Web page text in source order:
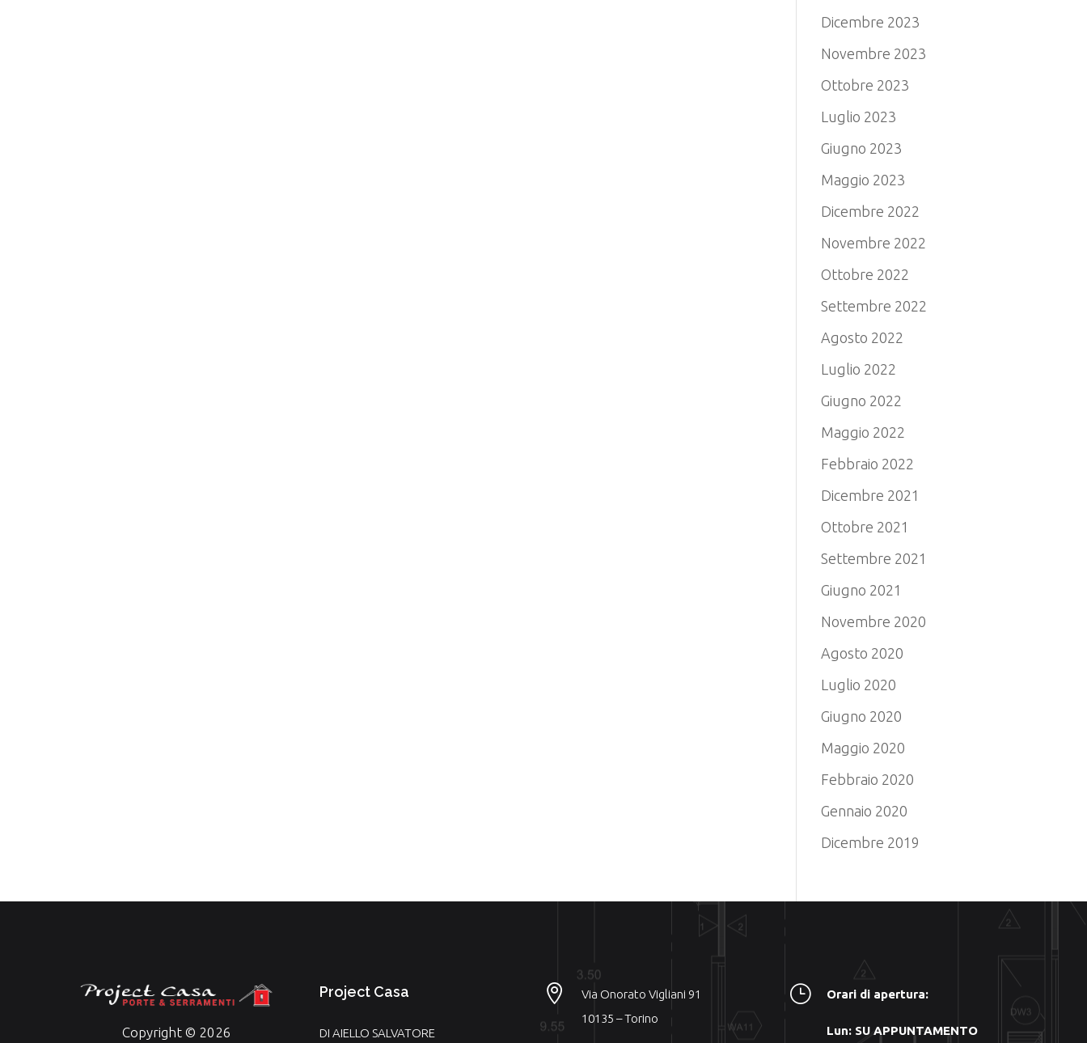
Dicembre 2023
Novembre 2023
Ottobre 2023
Luglio 2023
Giugno 2023
Maggio 2023
Dicembre 2022
Novembre 2022
Ottobre 2022
Settembre 2022
Agosto 2022
Luglio 2022
Giugno 2022
Maggio 2022
Febbraio 2022
Dicembre 2021
Ottobre 2021
Settembre 2021
Giugno 2021
Novembre 2020
Agosto 2020
Luglio 2020
Giugno 2020
Maggio 2020
Febbraio 2020
Gennaio 2020
Dicembre 2019
Copyright © 2026
Project Casa
DI AIELLO SALVATORE

Via Onorato Vigliani 91
10135 – Torino
} Orari di apertura:
Lun: SU APPUNTAMENTO